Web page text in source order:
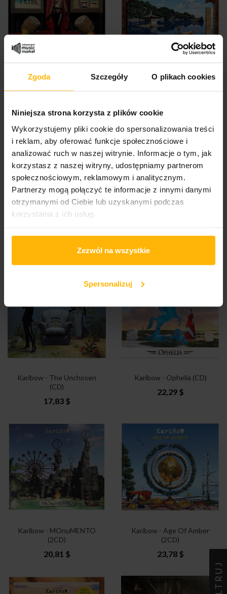
Zgoda Szczegóły O plikach cookies
Niniejsza strona korzysta z plików cookie
Wykorzystujemy pliki cookie do spersonalizowania treści
i reklam, aby oferować funkcje społecznościowe i
analizować ruch w naszej witrynie. Informacje o tym, jak
korzystasz z naszej witryny, udostępniamy partnerom
społecznościowym, reklamowym i analitycznym.
Partnerzy mogą połączyć te informacje z innymi danymi
otrzymanymi od Ciebie lub uzyskanymi podczas
korzystania z ich usług.
Zezwól na wszystkie
Spersonalizuj
(2CD)
Deeper (CD)
Foe Rebirth (CD)
Xtended (2CD)
Karibow - The Unchosen
(CD)
17,83 $
Karibow - Ophelia (CD)
22,29 $
Karibow - MOnuMENTO
(2CD)
20,81 $
Karibow - Age Of Amber
(2CD)
23,78 $
FILTRUJ